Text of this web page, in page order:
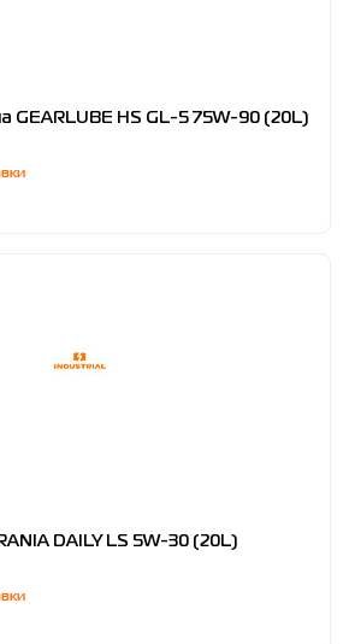
GEARLUBE HS GL-5 75W-90 (20L)
DAILY LS 5W-30 (20L)